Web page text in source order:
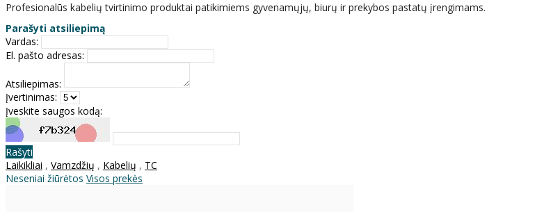
Profesionalūs kabelių tvirtinimo produktai patikimiems gyvenamųjų, biurų ir prekybos pastatų įrengimams.
Parašyti atsiliepimą
Vardas:
El. pašto adresas:
Atsiliepimas:
Įvertinimas:
Įveskite saugos kodą:
Rašyti
Laikikliai , Vamzdžių , Kabelių , TC
Neseniai žiūrėtos Visos prekės